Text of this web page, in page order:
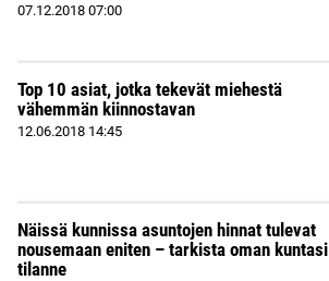
07.12.2018 07:00
Top 10 asiat, jotka tekevät miehestä
vähemmän kiinnostavan
12.06.2018 14:45
Näissä kunnissa asuntojen hinnat tulevat
nousemaan eniten – tarkista oman kuntasi
tilanne